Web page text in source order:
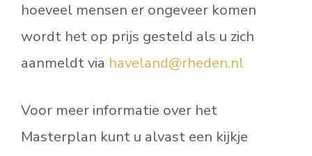
hoeveel mensen er ongeveer komen
wordt het op prijs gesteld als u zich
aanmeldt via haveland@rheden.nl
Voor meer informatie over het
Masterplan kunt u alvast een kijkje